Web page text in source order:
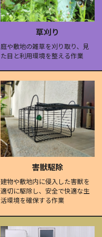
草刈り
庭や敷地の雑草を刈り取り、見
た目と利用環境を整える作業
害獣駆除
建物や敷地内に侵入した害獣を
適切に駆除し、安全で快適な生
活環境を確保する作業